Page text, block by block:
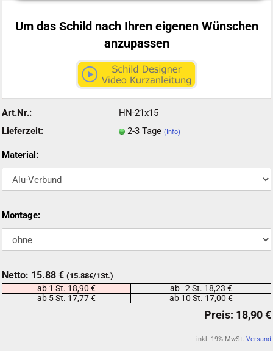
Um das Schild nach Ihren eigenen Wünschen
anzupassen
Art.Nr.:
HN-21x15
Lieferzeit:
2-3 Tage (Info)
Material:
Montage:
Netto: 15.88 € (15.88€/1St.)
ab 1 St. 18,90 €
ab 2 St. 18,23 €
ab 5 St. 17,77 €
ab 10 St. 17,00 €
inkl. 19% MwSt. Versand